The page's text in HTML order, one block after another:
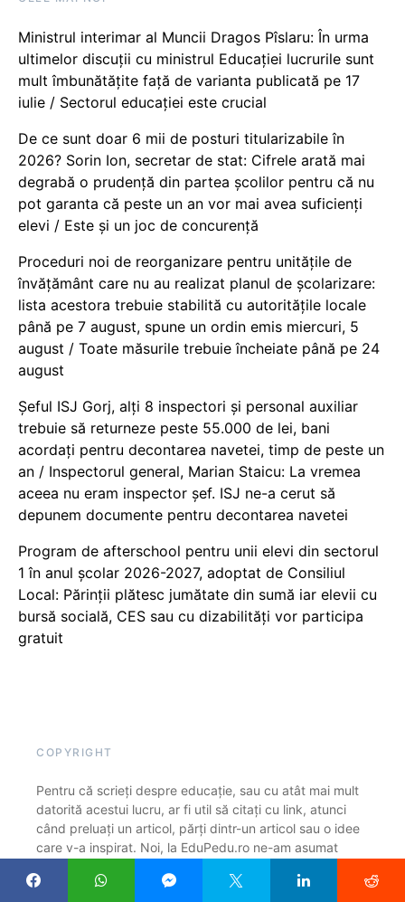
Ministrul interimar al Muncii Dragos Pîslaru: În urma
ultimelor discuții cu ministrul Educației lucrurile sunt
mult îmbunătățite față de varianta publicată pe 17
iulie / Sectorul educației este crucial
De ce sunt doar 6 mii de posturi titularizabile în
2026? Sorin Ion, secretar de stat: Cifrele arată mai
degrabă o prudență din partea școlilor pentru că nu
pot garanta că peste un an vor mai avea suficienți
elevi / Este și un joc de concurență
Proceduri noi de reorganizare pentru unitățile de
învățământ care nu au realizat planul de școlarizare:
lista acestora trebuie stabilită cu autoritățile locale
până pe 7 august, spune un ordin emis miercuri, 5
august / Toate măsurile trebuie încheiate până pe 24
august
Șeful ISJ Gorj, alți 8 inspectori și personal auxiliar
trebuie să returneze peste 55.000 de lei, bani
acordați pentru decontarea navetei, timp de peste un
an / Inspectorul general, Marian Staicu: La vremea
aceea nu eram inspector șef. ISJ ne-a cerut să
depunem documente pentru decontarea navetei
Program de afterschool pentru unii elevi din sectorul
1 în anul școlar 2026-2027, adoptat de Consiliul
Local: Părinții plătesc jumătate din sumă iar elevii cu
bursă socială, CES sau cu dizabilităţi vor participa
gratuit
COPYRIGHT
Pentru că scrieți despre educație, sau cu atât mai mult
datorită acestui lucru, ar fi util să citați cu link, atunci
când preluați un articol, părți dintr-un articol sau o idee
care v-a inspirat. Noi, la EduPedu.ro ne-am asumat
mult mai multă experiență vor face la fel. Ne bucurăm